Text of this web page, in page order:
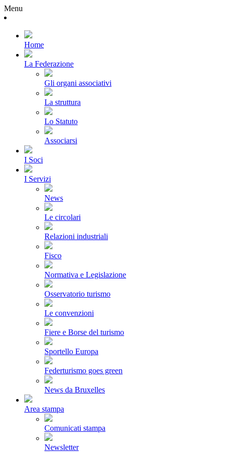
Menu
Home
La Federazione
Gli organi associativi
La struttura
Lo Statuto
Associarsi
I Soci
I Servizi
News
Le circolari
Relazioni industriali
Fisco
Normativa e Legislazione
Osservatorio turismo
Le convenzioni
Fiere e Borse del turismo
Sportello Europa
Federturismo goes green
News da Bruxelles
Area stampa
Comunicati stampa
Newsletter